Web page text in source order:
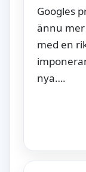
Googles
ännu
med en
nya….